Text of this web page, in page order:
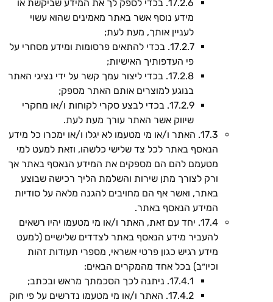
17.2.6. בכדי לספק לך את המידע שביקשת או
מידע נוסף אשר באתר מאמינים שהוא עשוי
לעניין אותך, מעת לעת;
17.2.7. בכדי להתאים פרסומות ומידע מסחרי על
פי העדפותיך האישיות;
17.2.8. בכדי ליצור עמך קשר על ידי נציגי האתר
בנוגע למוצרים אותם האתר מספק;
17.2.9. בכדי לבצע סקרי לקוחות ו/או מחקרי
שיווק אשר האתר עורך מעת לעת.
17.3. האתר ו/או מי מטעמו לא יגלו ו/או ימכרו כל מידע
הנאסף באתר לכל צד שלישי כלשהו, וזאת למעט למי
מטעמם להם הם מספקים את המידע הנאסף באתר אך
ורק לצורך מתן שירות והשלמת הליך רכישה שבוצע
באתר, ואשר אף הם מחויבים להגנה מלאה על סודיות
המידע הנאסף באתר.
17.4. יחד עם זאת, האתר ו/או מי מטעמו יהיו רשאים
להעביר מידע הנאסף באתר לצדדים שלישיים (למעט
מידע רגיש כגון פרטי אשראי, מספרי תעודות זהות
וכיו״ב) בכל אחד מהמקרים הבאים:
17.4.1. ניתנה לכך הסכמתך מראש ובכתב;
17.4.2. האתר ו/או מי מטעמו נדרשים על פי חוק